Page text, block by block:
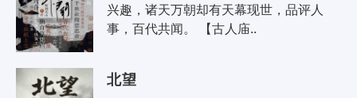
兴趣，诸天万朝却有天幕现世，品评人
事，百代共闻。 【古人庙..
北望